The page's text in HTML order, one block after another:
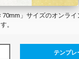
形 100 × 100mm
70mm」サイズのオンラ
。
テンプレ